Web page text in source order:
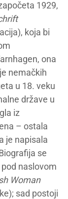
1929,
koja bi
ona
nemačkih
u 18. veku
države u
iz
– ostala
je napisala
se
naslovom
Woman
sad postoji